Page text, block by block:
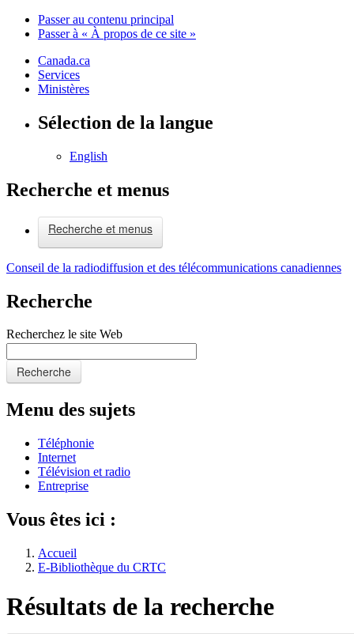
Passer au contenu principal
Passer à « À propos de ce site »
Canada.ca
Services
Ministères
Sélection de la langue
English
Recherche et menus
Recherche et menus
Conseil de la radiodiffusion et des télécommunications canadiennes
Recherche
Recherchez le site Web
Recherche
Menu des sujets
Téléphonie
Internet
Télévision et radio
Entreprise
Vous êtes ici :
Accueil
E-Bibliothèque du CRTC
Résultats de la recherche